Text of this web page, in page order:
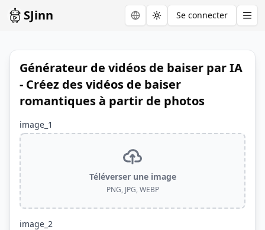
SJinn Toggle theme
Se connecter
Générateur de vidéos de baiser par IA
- Créez des vidéos de baiser
romantiques à partir de photos
image_1
Téléverser une image
PNG, JPG, WEBP
image_2